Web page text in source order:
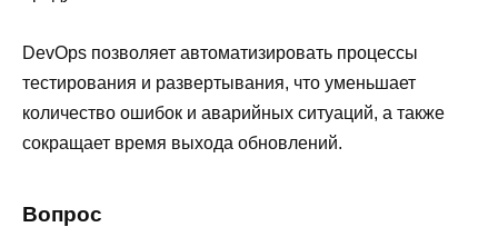
DevOps позволяет автоматизировать процессы
тестирования и развертывания, что уменьшает
количество ошибок и аварийных ситуаций, а также
сокращает время выхода обновлений.
Вопрос